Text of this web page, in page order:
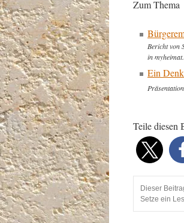
Zum Thema
Bericht von
in
Ein
Teile diesen
Dieser
Setze ein